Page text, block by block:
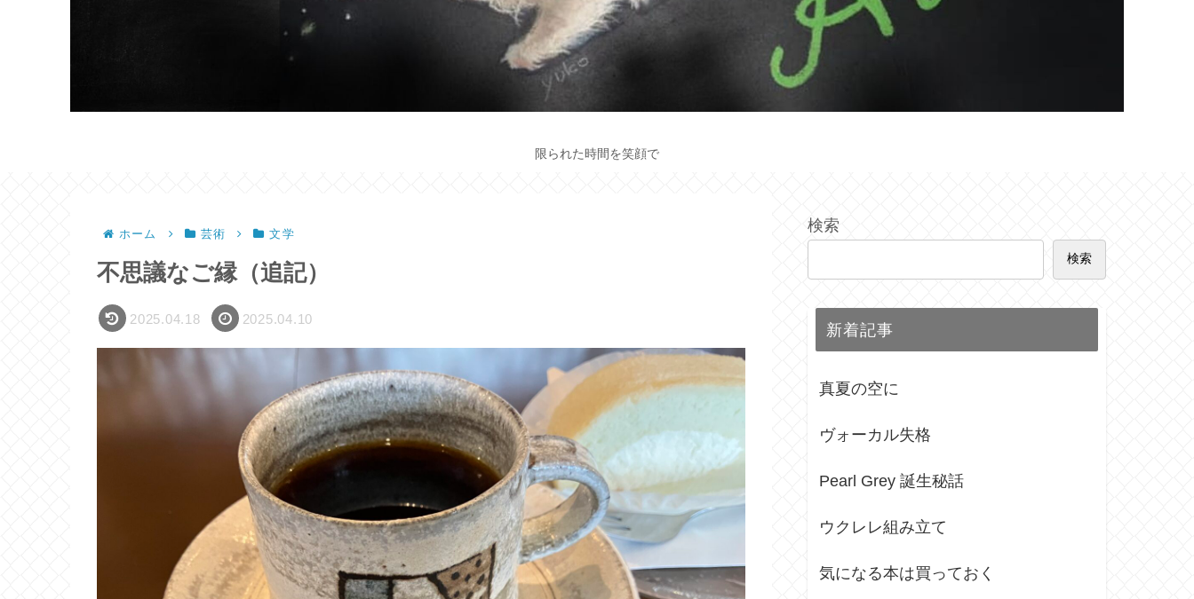
限られた時間を笑顔で
ホーム 芸術 文学
不思議なご縁（追記）
2025.04.18 2025.04.10
検索
検索
新着記事
真夏の空に
ヴォーカル失格
Pearl Grey 誕生秘話
ウクレレ組み立て
気になる本は買っておく